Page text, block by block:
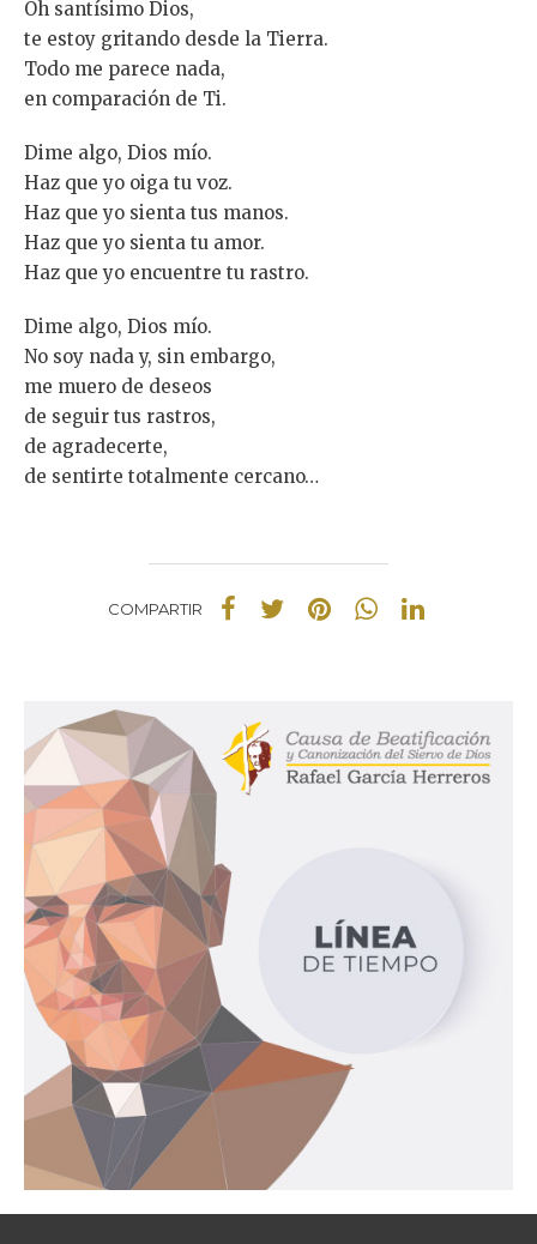
Oh santísimo Dios,
te estoy gritando desde la Tierra.
Todo me parece nada,
en comparación de Ti.
Dime algo, Dios mío.
Haz que yo oiga tu voz.
Haz que yo sienta tus manos.
Haz que yo sienta tu amor.
Haz que yo encuentre tu rastro.
Dime algo, Dios mío.
No soy nada y, sin embargo,
me muero de deseos
de seguir tus rastros,
de agradecerte,
de sentirte totalmente cercano…
COMPARTIR